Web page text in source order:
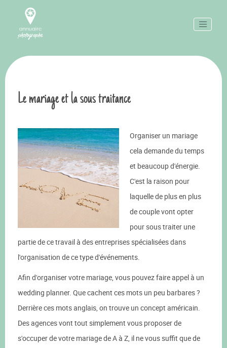
Le mariage et la sous traitance
Organiser un mariage
cela demande du temps
et beaucoup d'énergie.
C'est la raison pour
laquelle de plus en plus
de couple vont opter
pour sous traiter une
partie de ce travail à des entreprises spécialisées dans
l'organisation de ce type d'événements.
Afin d'organiser votre mariage, vous pouvez faire appel à un
wedding planner. Que cachent ces mots un peu barbares ?
Derrière ces mots anglais, on trouve un concept américain.
Des agences vont tout simplement vous proposer de
s'occuper de votre mariage de A à Z, il ne vous suffit que de